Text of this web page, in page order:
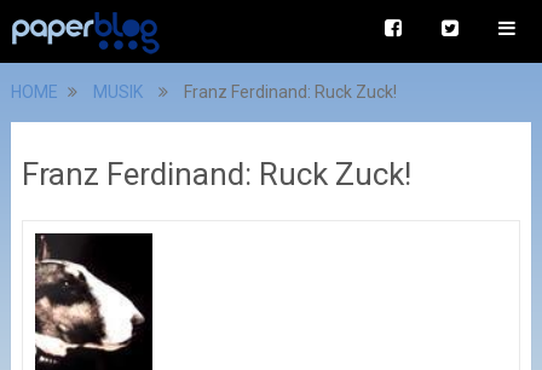
HOME MUSIK Franz Ferdinand: Ruck Zuck!
Franz Ferdinand: Ruck Zuck!